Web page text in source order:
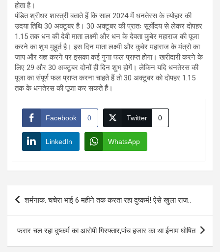
होता है।
पंडित श्रीधर शास्त्री बताते हैं कि साल 2024 में धनतेरस के त्योहार की
उदया तिथि 30 अक्टूबर है। 30 अक्टूबर की प्रातः सूर्याेदय से लेकर दोपहर
1.15 तक धन की देवी माता लक्ष्मी और धन के देवता कुबेर महाराज की पूजा
करने का शुभ मुहूर्त है। इस दिन माता लक्ष्मी और कुबेर महाराज के मंत्रो का
जाप और यज्ञ करने पर इसका कई गुना फल प्राप्त होगा। खरीदारी करने के
लिए 29 और 30 अक्टूबर दोनों ही दिन शुभ होगें। लेकिन यदि धनतेरस की
पूजा का संपूर्ण फल प्राप्त करना चाहते हैं तो 30 अक्टूबर को दोपहर 1.15
तक के धनतेरस की पूजा कर सकते हैं।
Facebook 0 Twitter 0
LinkedIn WhatsApp
Post
शर्मनाक: चचेरा भाई 6 महीने तक करता रहा दुष्कर्म! ऐसे खुला राज..
फरार चल रहा दुष्कर्म का आरोपी गिरफ्तार,पांच हजार का था ईनाम घोषित